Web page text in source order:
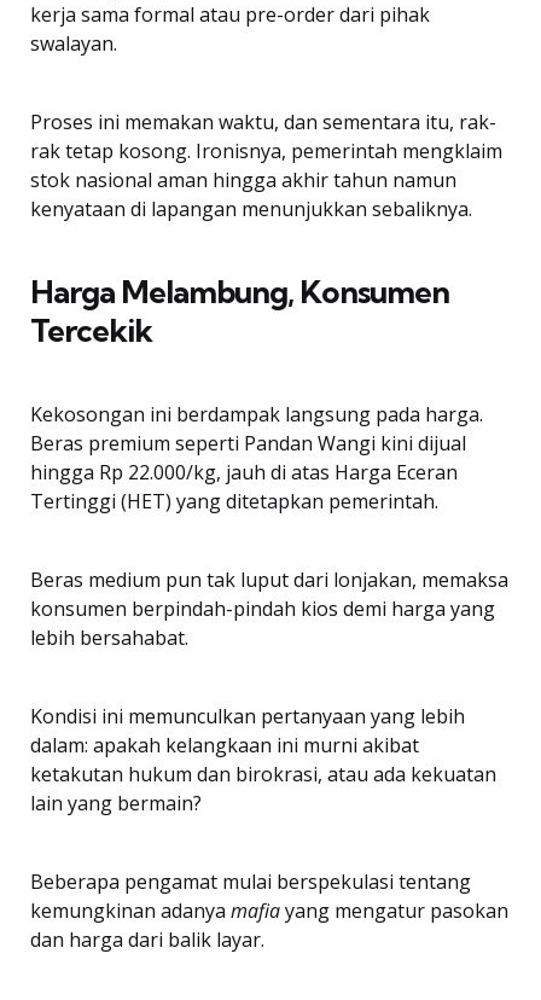
kerja sama formal atau pre-order dari pihak
swalayan.
Proses ini memakan waktu, dan sementara itu, rak-
rak tetap kosong. Ironisnya, pemerintah mengklaim
stok nasional aman hingga akhir tahun namun
kenyataan di lapangan menunjukkan sebaliknya.
Harga Melambung, Konsumen
Tercekik
Kekosongan ini berdampak langsung pada harga.
Beras premium seperti Pandan Wangi kini dijual
hingga Rp 22.000/kg, jauh di atas Harga Eceran
Tertinggi (HET) yang ditetapkan pemerintah.
Beras medium pun tak luput dari lonjakan, memaksa
konsumen berpindah-pindah kios demi harga yang
lebih bersahabat.
Kondisi ini memunculkan pertanyaan yang lebih
dalam: apakah kelangkaan ini murni akibat
ketakutan hukum dan birokrasi, atau ada kekuatan
lain yang bermain?
Beberapa pengamat mulai berspekulasi tentang
kemungkinan adanya mafiayang mengatur pasokan
dan harga dari balik layar.